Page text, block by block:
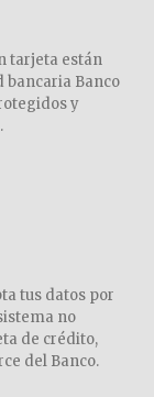
tarjeta están
bancaria Banco
y
tus datos por
no
de crédito,
del Banco.